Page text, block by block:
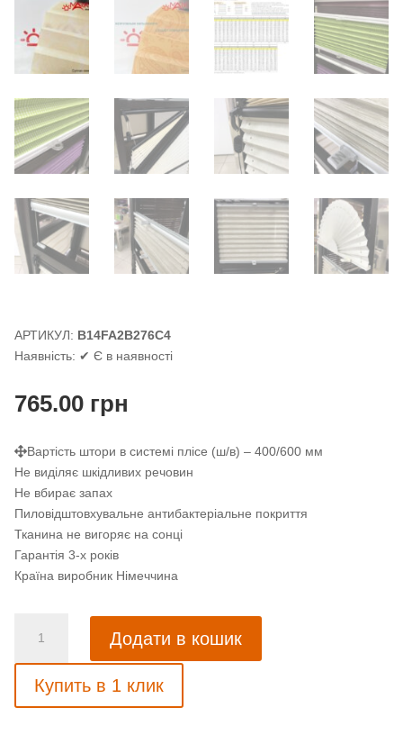
АРТИКУЛ: B14FA2B276C4
Наявність: ✔ Є в наявності
765.00грн
Вартість штори в системі плісе (ш/в) – 400/600 мм
Не виділяє шкідливих речовин
Не вбирає запах
Пиловідштовхувальне антибактеріальне покриття
Тканина не вигоряє на сонці
Гарантія 3-х років
Країна виробник Німеччина
плиссе
с
тканью
Султан
Додати в кошик
Купить в 1 клик